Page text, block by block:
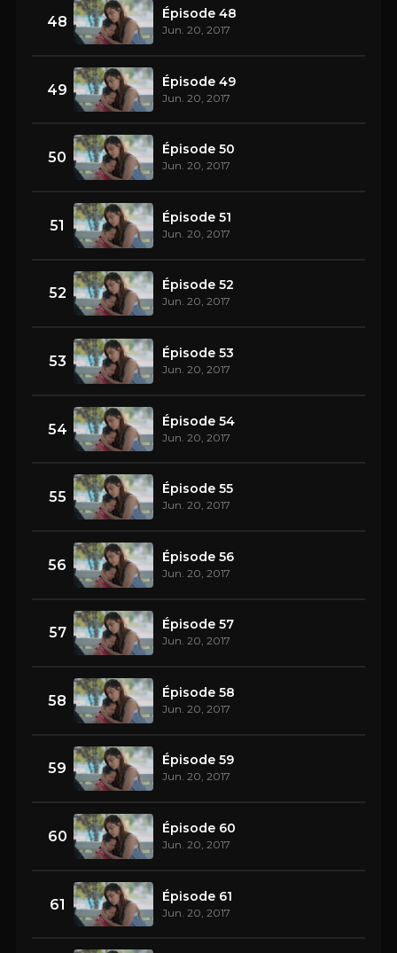
48 Épisode 48
Jun. 20, 2017
49 Épisode 49
Jun. 20, 2017
50 Épisode 50
Jun. 20, 2017
51 Épisode 51
Jun. 20, 2017
52 Épisode 52
Jun. 20, 2017
53 Épisode 53
Jun. 20, 2017
54 Épisode 54
Jun. 20, 2017
55 Épisode 55
Jun. 20, 2017
56 Épisode 56
Jun. 20, 2017
57 Épisode 57
Jun. 20, 2017
58 Épisode 58
Jun. 20, 2017
59 Épisode 59
Jun. 20, 2017
60 Épisode 60
Jun. 20, 2017
61 Épisode 61
Jun. 20, 2017